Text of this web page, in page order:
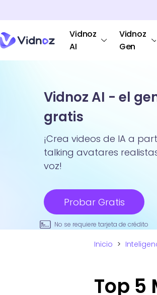
Vidnoz
AI
Vidnoz
Gen
Vidnoz AI - el
gratis
¡Crea videos de IA a
talking avatares
voz!
Probar Gratis
No se requiere tarjeta de crédito
Inicio >
Top 5